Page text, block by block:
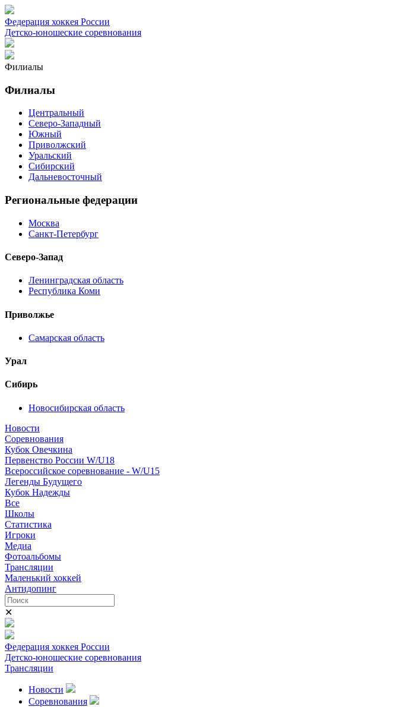
Федерация хоккея России
Детско-юношеские соревнования
Филиалы
Филиалы
Центральный
Северо-Западный
Южный
Приволжский
Уральский
Сибирский
Дальневосточный
Региональные федерации
Москва
Санкт-Петербург
Северо-Запад
Ленинградская область
Республика Коми
Приволжье
Самарская область
Урал
Сибирь
Новосибирская область
Новости
Соревнования
Кубок Овечкина
Первенство России W/U18
Всероссийское соревнование - W/U15
Легенды Будущего
Кубок Надежды
Все
Школы
Статистика
Игроки
Медиа
Фотоальбомы
Трансляции
Маленький хоккей
Антидопинг
✕
Федерация хоккея России
Детско-юношеские соревнования
Трансляции
Новости
Соревнования